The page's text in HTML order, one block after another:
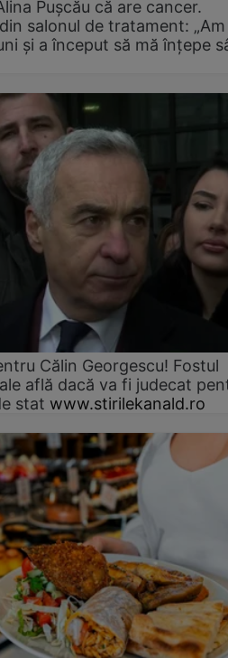
Pușcău că are cancer.
salonul de tratament:
și a început să mă înțepe
Călin Georgescu! Fostul
află dacă va fi judecat
stat www.stirilekanald.ro